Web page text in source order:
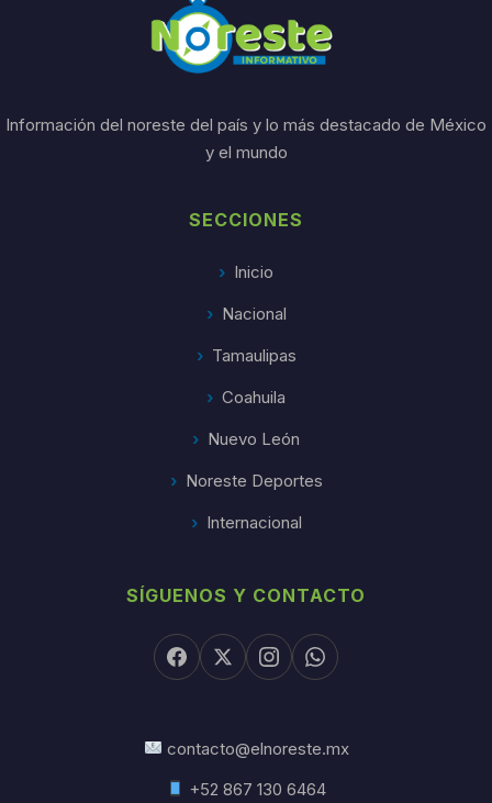
Información del noreste del país y lo más destacado de México
y el mundo
SECCIONES
Inicio
Nacional
Tamaulipas
Coahuila
Nuevo León
Noreste Deportes
Internacional
SÍGUENOS Y CONTACTO
contacto@elnoreste.mx
+52 867 130 6464